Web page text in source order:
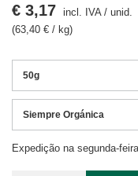
50g
Siempre Orgánica
Expedição na segunda-feira
€ 3,17 incl. IVA/ unid.
(63,40 € / kg)